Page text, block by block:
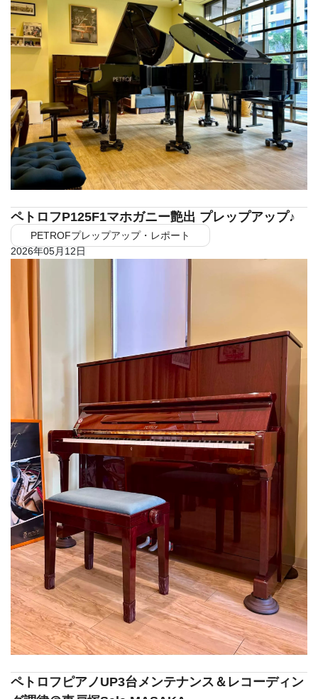
ペトロフP125F1マホガニー艶出 プレップアップ♪
PETROFプレップアップ・レポート
2026年05月12日
ペトロフピアノUP3台メンテナンス＆レコーディン